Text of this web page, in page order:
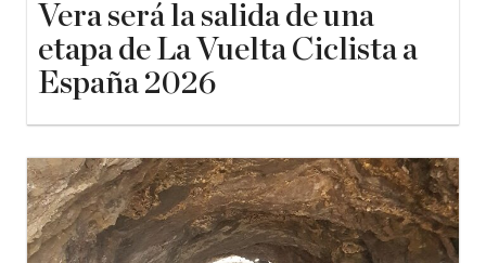
Vera será la salida de una
etapa de La Vuelta Ciclista a
España 2026